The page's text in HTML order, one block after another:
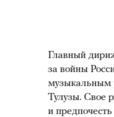
Главный
за войны
музыкальным
Тулузы. Свое
и